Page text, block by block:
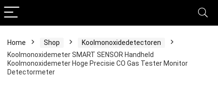
Home Shop
Koolmonoxidedetectoren
Koolmonoxidemeter SMART SENSOR Handheld
Koolmonoxidemeter Hoge Precisie CO Gas Tester Monitor
Detectormeter